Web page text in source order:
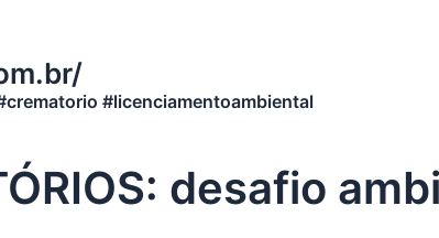
#licenciamentoambiental
desafio